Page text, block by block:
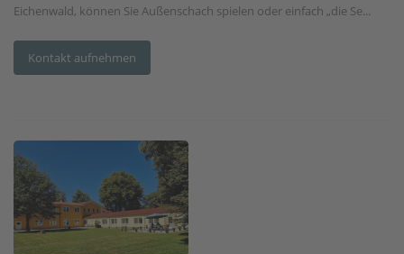
Eichenwald, können Sie Außenschach spielen oder einfach „die Se...
Kontakt aufnehmen